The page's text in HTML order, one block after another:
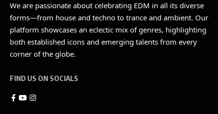
We are passionate about celebrating EDM in all its diverse
forms—from house and techno to trance and ambient. Our
platform showcases an eclectic mix of genres, highlighting
both established icons and emerging talents from every
corner of the globe.
FIND US ON SOCIALS